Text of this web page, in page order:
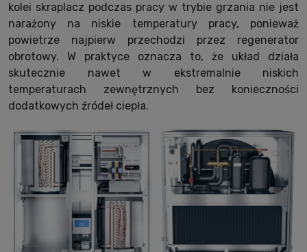
kolei skraplacz podczas pracy w trybie grzania nie jest
narażony na niskie temperatury pracy, ponieważ
powietrze najpierw przechodzi przez regenerator
obrotowy. W praktyce oznacza to, że układ działa
skutecznie nawet w ekstremalnie niskich
temperaturach zewnętrznych bez konieczności
dodatkowych źródeł ciepła.